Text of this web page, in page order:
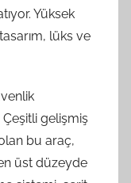
Yüksek
lüks ve
gelişmiş
bu araç,
üst düzeyde